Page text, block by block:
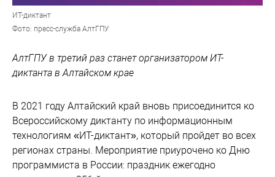
ИТ-диктант
Фото: пресс-служба АлтГПУ
АлтГПУ в третий раз станет организатором ИТ-
диктанта в Алтайском крае
В 2021 году Алтайский край вновь присоединится ко
Всероссийскому диктанту по информационным
технологиям «ИТ-диктант», который пройдет во всех
регионах страны. Мероприятие приурочено ко Дню
программиста в России: праздник ежегодно